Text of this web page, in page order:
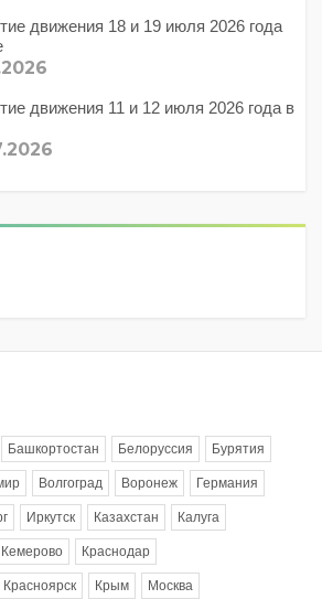
движения 18 и 19 июля 2026 года
движения 11 и 12 июля 2026 года в
Башкортостан Белоруссия Бурятия
Волгоград Воронеж Германия
Иркутск Казахстан Калуга
Кемерово Краснодар
Красноярск Крым Москва